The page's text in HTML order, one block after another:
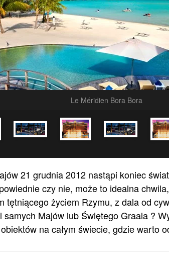
Le Méridien Bora Bora
21 grudnia 2012 nastąpi koniec
czy nie, może to idealna
tętniącego życiem Rzymu, z dala od
samych Majów lub Świętego Graala ?
na całym świecie, gdzie warto